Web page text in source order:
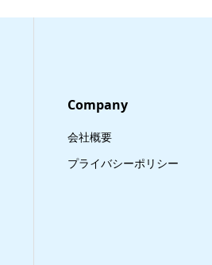
Company
会社概要
プライバシーポリシー